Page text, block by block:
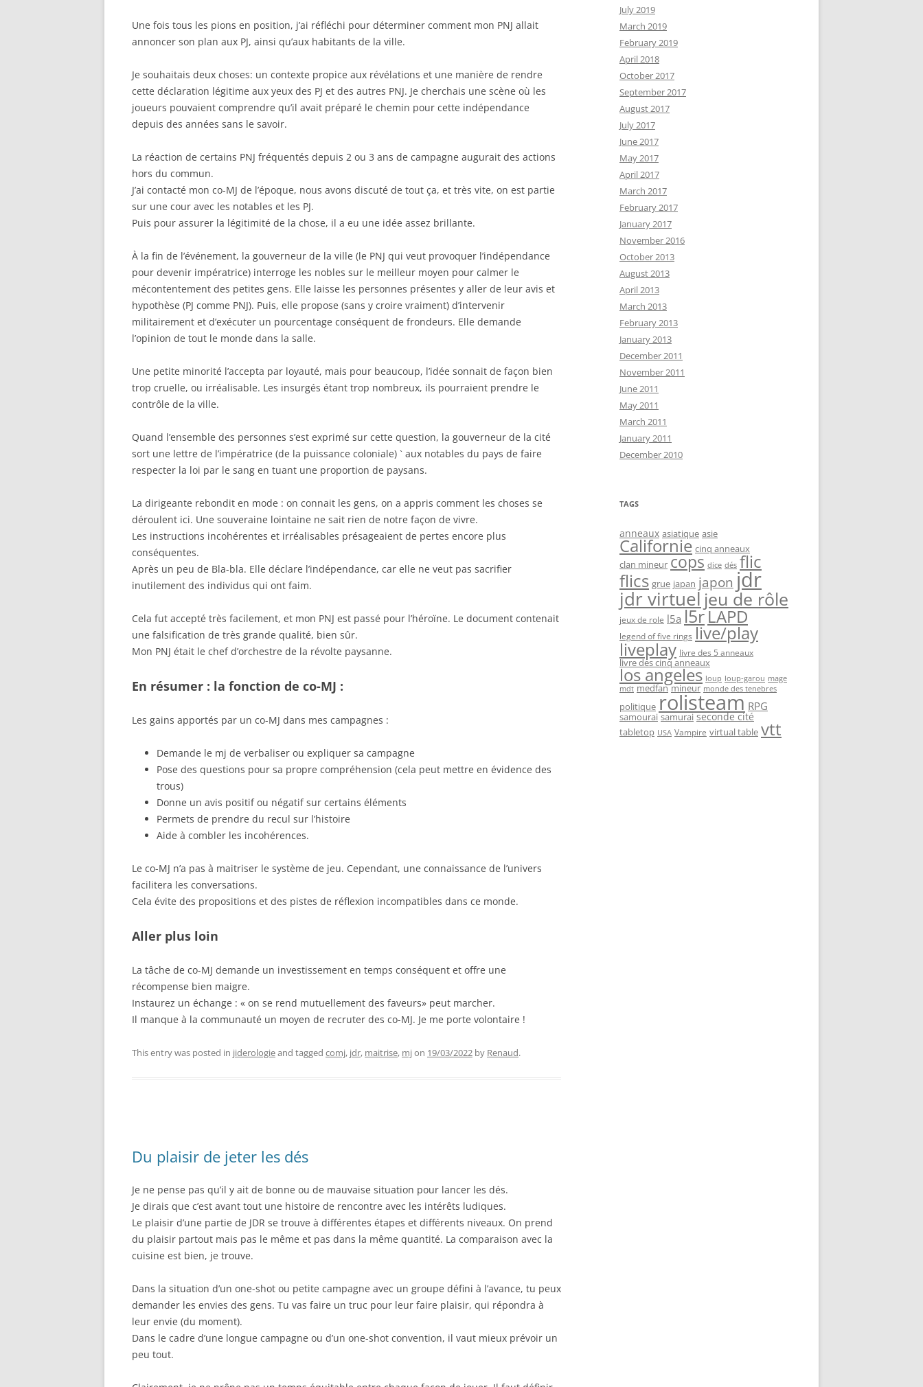
Une fois tous les pions en position, j’ai réfléchi pour déterminer comment mon PNJ allait
annoncer son plan aux PJ, ainsi qu’aux habitants de la ville.
Je souhaitais deux choses: un contexte propice aux révélations et une manière de rendre
cette déclaration légitime aux yeux des PJ et des autres PNJ. Je cherchais une scène où les
joueurs pouvaient comprendre qu’il avait préparé le chemin pour cette indépendance
depuis des années sans le savoir.
La réaction de certains PNJ fréquentés depuis 2 ou 3 ans de campagne augurait des actions
hors du commun.
J’ai contacté mon co-MJ de l’époque, nous avons discuté de tout ça, et très vite, on est partie
sur une cour avec les notables et les PJ.
Puis pour assurer la légitimité de la chose, il a eu une idée assez brillante.
À la fin de l’événement, la gouverneur de la ville (le PNJ qui veut provoquer l’indépendance
pour devenir impératrice) interroge les nobles sur le meilleur moyen pour calmer le
mécontentement des petites gens. Elle laisse les personnes présentes y aller de leur avis et
hypothèse (PJ comme PNJ). Puis, elle propose (sans y croire vraiment) d’intervenir
militairement et d’exécuter un pourcentage conséquent de frondeurs. Elle demande
l’opinion de tout le monde dans la salle.
Une petite minorité l’accepta par loyauté, mais pour beaucoup, l’idée sonnait de façon bien
trop cruelle, ou irréalisable. Les insurgés étant trop nombreux, ils pourraient prendre le
contrôle de la ville.
Quand l’ensemble des personnes s’est exprimé sur cette question, la gouverneur de la cité
sort une lettre de l’impératrice (de la puissance coloniale) ` aux notables du pays de faire
respecter la loi par le sang en tuant une proportion de paysans.
La dirigeante rebondit en mode : on connait les gens, on a appris comment les choses se
déroulent ici. Une souveraine lointaine ne sait rien de notre façon de vivre.
Les instructions incohérentes et irréalisables présageaient de pertes encore plus
conséquentes.
Après un peu de Bla-bla. Elle déclare l’indépendance, car elle ne veut pas sacrifier
inutilement des individus qui ont faim.
Cela fut accepté très facilement, et mon PNJ est passé pour l’héroïne. Le document contenait
une falsification de très grande qualité, bien sûr.
Mon PNJ était le chef d’orchestre de la révolte paysanne.
En résumer : la fonction de co-MJ :
Les gains apportés par un co-MJ dans mes campagnes :
Demande le mj de verbaliser ou expliquer sa campagne
Pose des questions pour sa propre compréhension (cela peut mettre en évidence des
trous)
Donne un avis positif ou négatif sur certains éléments
Permets de prendre du recul sur l’histoire
Aide à combler les incohérences.
Le co-MJ n’a pas à maitriser le système de jeu. Cependant, une connaissance de l’univers
facilitera les conversations.
Cela évite des propositions et des pistes de réflexion incompatibles dans ce monde.
Aller plus loin
La tâche de co-MJ demande un investissement en temps conséquent et offre une
récompense bien maigre.
Instaurez un échange : « on se rend mutuellement des faveurs» peut marcher.
Il manque à la communauté un moyen de recruter des co-MJ. Je me porte volontaire !
This entry was posted in jiderologieand tagged comj, jdr, maitrise, mjon 19/03/2022 by Renaud.
Du plaisir de jeter les dés
Je ne pense pas qu’il y ait de bonne ou de mauvaise situation pour lancer les dés.
Je dirais que c’est avant tout une histoire de rencontre avec les intérêts ludiques.
Le plaisir d’une partie de JDR se trouve à différentes étapes et différents niveaux. On prend
du plaisir partout mais pas le même et pas dans la même quantité. La comparaison avec la
cuisine est bien, je trouve.
Dans la situation d’un one-shot ou petite campagne avec un groupe défini à l’avance, tu peux
demander les envies des gens. Tu vas faire un truc pour leur faire plaisir, qui répondra à
leur envie (du moment).
Dans le cadre d’une longue campagne ou d’un one-shot convention, il vaut mieux prévoir un
peu tout.
July 2019
March 2019
February 2019
April 2018
October 2017
September 2017
August 2017
July 2017
June 2017
May 2017
April 2017
March 2017
February 2017
January 2017
November 2016
October 2013
August 2013
April 2013
March 2013
February 2013
January 2013
December 2011
November 2011
June 2011
May 2011
March 2011
January 2011
December 2010
TAGS
anneaux asiatique asie
Californie cinq anneaux
clan mineur cops dice dés flic
flics grue japan japon jdr
jdr virtuel jeu de rôle
jeux de role l5a l5rLAPD
legend of five rings live/play
liveplay livre des 5 anneaux
livre des cinq anneaux
los angeles loup loup-garou mage
mdt medfan mineur monde des tenebres
politique rolisteam RPG
samourai samurai seconde cité
tabletop USA Vampire virtual table vtt